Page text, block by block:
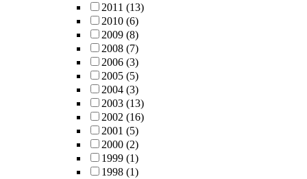
2011 (13)
2010 (6)
2009 (8)
2008 (7)
2006 (3)
2005 (5)
2004 (3)
2003 (13)
2002 (16)
2001 (5)
2000 (2)
1999 (1)
1998 (1)